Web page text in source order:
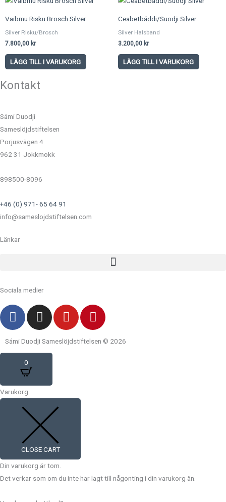
Vaibmu Risku Brosch Silver
Silver Risku/Brosch
7.800,00 kr
LÄGG TILL I VARUKORG
Ceabetbáddi/Suodji Silver
Silver Halsband
3.200,00 kr
LÄGG TILL I VARUKORG
Kontakt
Sámi Duodji
Sameslöjdstiftelsen
Porjusvägen 4
962 31 Jokkmokk
898500-8096
+46 (0) 971- 65 64 91
info@sameslojdstiftelsen.com
Länkar
Sociala medier
F
a
c
e
o
k
I
n
s
t
r
a
m
Y
o
u
t
P
i
t
Sámi Duodji Sameslöjdstiftelsen © 2026
0
Varukorg
CLOSE CART
Din varukorg är tom.
Det verkar som om du inte har lagt till någonting i din varukorg än.